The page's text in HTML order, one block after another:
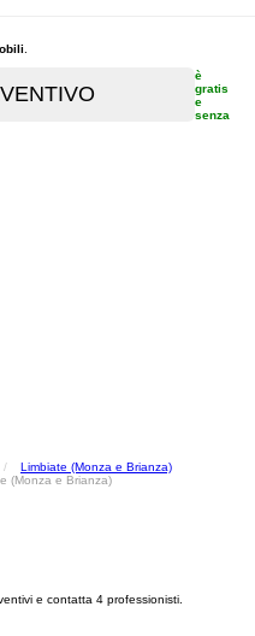
è
gratis
e
senza
Limbiate (Monza e Brianza)
(Monza e Brianza)
e contatta 4 professionisti.